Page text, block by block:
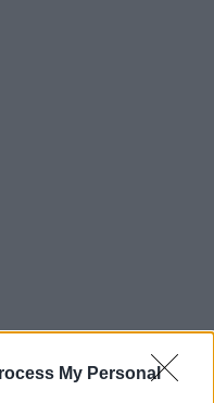
My Personal